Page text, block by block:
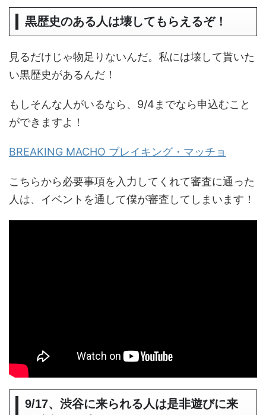
黒歴史のある人は壊してもらえるぞ！
見るだけじゃ物足りないんだ。私には壊して貰いた
い黒歴史があるんだ！
もしそんな人がいるなら、9/4までなら申込むこと
ができますよ！
BREAKING MACHO ブレイキング・マッチョ
こちらから必要事項を入力してくれて審査に通った
人は、イベントを通して僕が審査してしまいます！
9/17、渋谷に来られる人は是非遊びに来